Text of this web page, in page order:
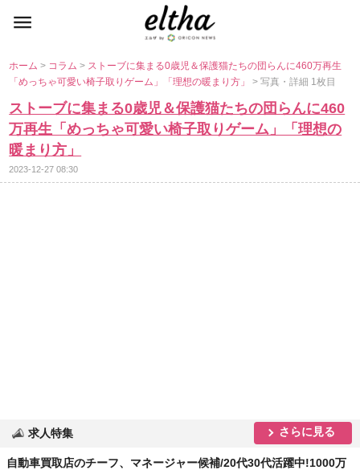
ホーム> コラム> ストーブに集まる0歳児＆保護猫たちの団らんに460万再生
「めっちゃ可愛い椅子取りゲーム」「理想の暖まり方」> 写真・詳細 1枚目
ストーブに集まる0歳児＆保護猫たちの団らんに460
万再生「めっちゃ可愛い椅子取りゲーム」「理想の
暖まり方」
2023-12-27 08:30
求人特集 さらに見る
自動車買取店のチーフ、マネージャー候補/20代30代活躍中!1000万